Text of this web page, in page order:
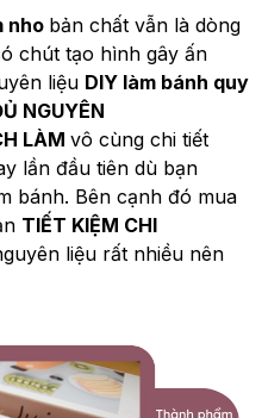
nho bản chất vẫn là dòng
chút tạo hình gây ấn
liệu DIY làm bánh quy
NGUYÊN
LÀM vô cùng chi tiết
lần đầu tiên dù bạn
bánh. Bên cạnh đó mua
TIẾT KIỆM CHI
liệu rất nhiều nên